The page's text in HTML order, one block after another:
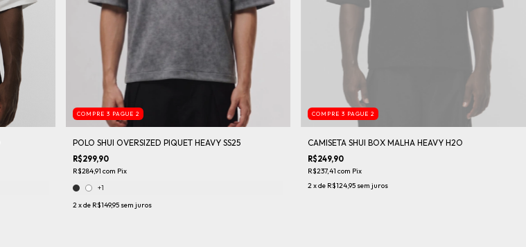
COMPRE 3 PAGUE 2
POLO SHUI OVERSIZED PIQUET HEAVY SS25
R$299,90
R$284,91 com Pix
+1
2x de R$149,95 sem juros
COMPRE 3 PAGUE 2
CAMISETA SHUI BOX MALHA HEAVY H2O
R$249,90
R$237,41com Pix
2x de R$124,95 sem juros